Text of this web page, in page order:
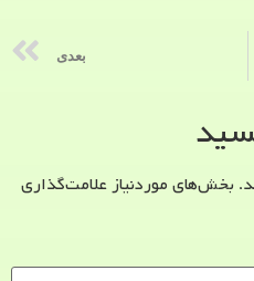
بعدی
بخش‌های موردنیاز علامت‌گذاری